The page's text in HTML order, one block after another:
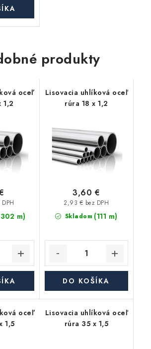
produkty
oceľ
1,2
m)
Lisovacia uhlíková oceľ
rúra 18 x 1,2
Skladom (111 m)
2,93 € bez DPH
3,60 €
DO KOŠÍKA
oceľ
1,5
Lisovacia uhlíková oceľ
rúra 35 x 1,5